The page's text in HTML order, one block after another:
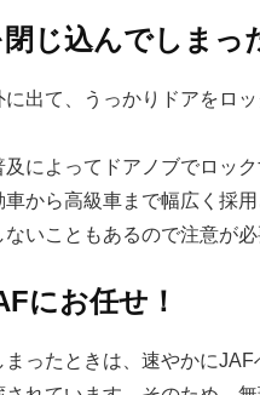
じ込んでしまっ
出て、うっかりドアをロ
によってドアノブでロッ
車から高級車まで幅広く採
いこともあるので注意が必
にお任せ！
ったときは、速やかに